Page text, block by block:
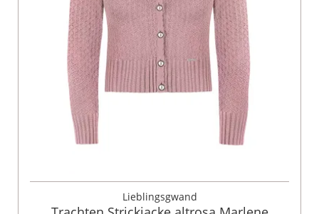
Lieblingsgwand